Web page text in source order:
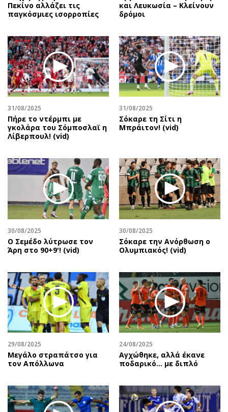
Πεκίνο αλλάζει τις
παγκόσμιες ισορροπίες
και Λευκωσία – Κλείνουν
δρόμοι
31/08/2025
Πήρε το ντέρμπι με
γκολάρα του Σόμποσλαϊ η
Λίβερπουλ! (vid)
31/08/2025
Σόκαρε τη Σίτι η
Μπράιτον! (vid)
30/08/2025
Ο Σεμέδο λύτρωσε τον
Άρη στο 90+9'! (vid)
30/08/2025
Σόκαρε την Ανόρθωση ο
Ολυμπιακός! (vid)
29/08/2025
Μεγάλο στραπάτσο για
τον Απόλλωνα
24/08/2025
Αγχώθηκε, αλλά έκανε
ποδαρικό… με διπλό